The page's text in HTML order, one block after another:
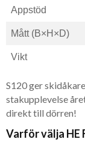
Appstöd
Mått (B×H×D)
Vikt
S120 ger
stakupplevelse
direkt till dörren!
Varför välja HE